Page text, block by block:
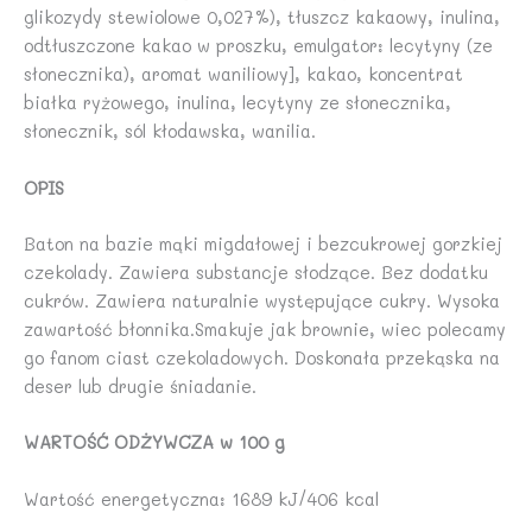
glikozydy stewiolowe 0,027%), tłuszcz kakaowy, inulina,
odtłuszczone kakao w proszku, emulgator: lecytyny (ze
słonecznika), aromat waniliowy], kakao, koncentrat
białka ryżowego, inulina, lecytyny ze słonecznika,
słonecznik, sól kłodawska, wanilia.
OPIS
Baton na bazie mąki migdałowej i bezcukrowej gorzkiej
czekolady. Zawiera substancje słodzące. Bez dodatku
cukrów. Zawiera naturalnie występujące cukry. Wysoka
zawartość błonnika.Smakuje jak brownie, wiec polecamy
go fanom ciast czekoladowych. Doskonała przekąska na
deser lub drugie śniadanie.
WARTOŚĆ ODŻYWCZA w 100 g
Wartość energetyczna: 1689 kJ/406 kcal